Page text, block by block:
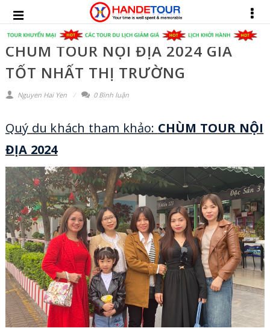
CHÙM TOUR NỘI ĐỊA 2024 GIÁ
TỐT NHẤT THỊ TRƯỜNG
Nguyen Hai Yen 0 Bình luận
Quý du khách tham khảo: CHÙM TOUR NỘI
ĐỊA 2024